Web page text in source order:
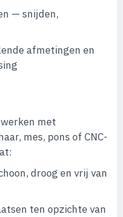
— snijden,
afmetingen en
met
mes, pons of CNC-
droog en vrij van
ten opzichte van